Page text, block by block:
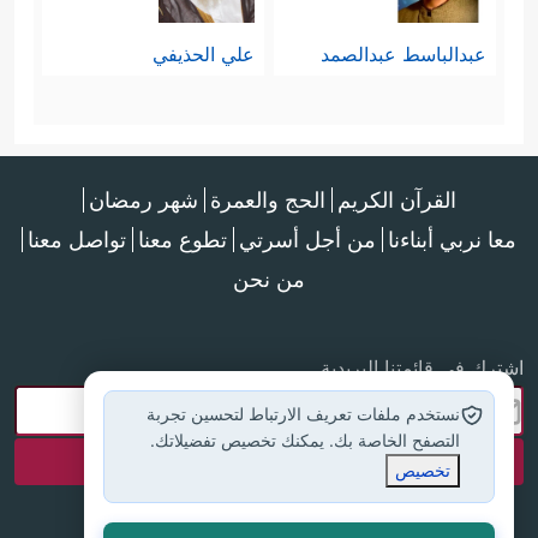
بشريَّة طاغية، وهي لا شكَّ أهم أسباب
أحد أسباب تكوُّن الإلحاد وانتشاره.
سادسًا: بيان أنَّ الناس في ذلك
اليوم سينقسمون قسمة واحدة
وبمعيارٍ واحدٍ فقط، لا كما
يختلفون هنا في الدنيا بحسب
قوميَّاتهم وجنسيَّاتهم، ومستوى
معيشتهم، وحتى ألوان بشرتهم،
عبدالباسط عبدالصمد علي الحذيفي
القرآن الكريم الحج والعمرة شهر رمضان
معا نربي أبناءنا من أجل أسرتي تطوع معنا تواصل معنا
من نحن
اشترك في قائمتنا البريدية
نستخدم ملفات تعريف الارتباط لتحسين تجربة
التصفح الخاصة بك. يمكنك تخصيص تفضيلاتك.
تخصيص